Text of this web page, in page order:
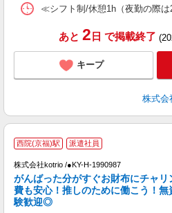
≪シフト制/休憩1h（夜勤の際
あと 2 日 で掲載終了
キープ
株式会
西院(京福)駅 派遣社員
株式会社kotrio /●KY-H-1990987
がんばった分がすぐお財布にチャリ
費も安心！推しのために働こう！無
験歓迎◎